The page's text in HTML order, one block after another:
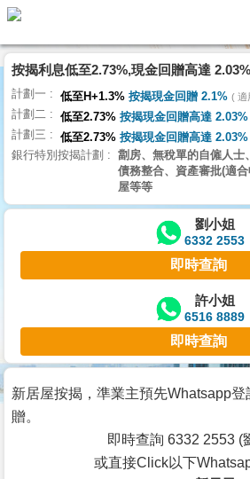
代
理
主
頁
搵
樓/
交
業
主
宅
谷
按
按揭利息低至2.73%,現金回贈高達
計劃一 低至H+1.3% 按揭現金回贈 2.1% 適
計劃二 低至2.73% 按揭現金回贈高達 2.03%
計劃三 低至2.73% 按揭現金回贈高達 2.03%
銀行特別按揭計劃
劏房、無稅單的自僱人士、
債務整合、資產審批(適
屋等等
劉小姐
6332 2553
即時查詢
許小姐
6516 8889
即時查詢
新居屋按揭，準業主預先Whatsapp登
贈。
即時查詢 6332 2553 (
或直接Click以下